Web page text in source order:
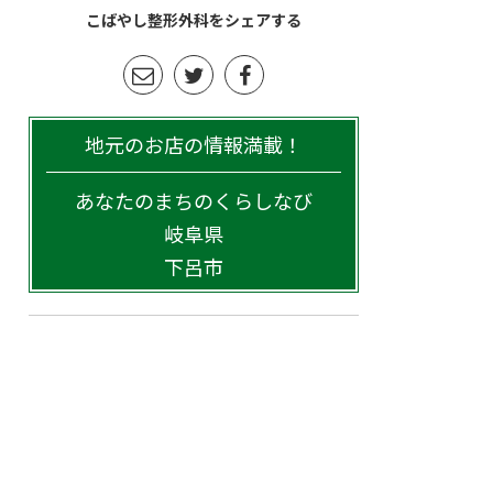
こばやし整形外科をシェアする
地元のお店の情報満載！
あなたのまちのくらしなび
岐阜県
下呂市